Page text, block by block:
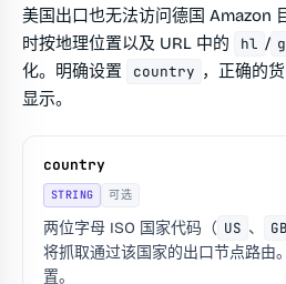
美国出口也无法访问德国 Amazon
时按地理位置以及 URL 中的
hl /
化。明确设置
country ，正确的
显示。
country
STRING 可选
两位字母 ISO 国家代码（ US 、 GB
将抓取通过该国家的出口节点路由
置。